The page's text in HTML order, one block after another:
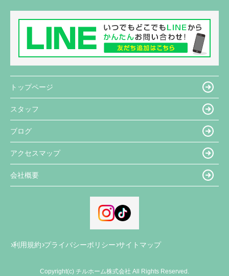
トップページ
スタッフ
ブログ
アクセスマップ
会社概要
利用規約 プライバシーポリシー サイトマップ
Copyright(c) チルホーム株式会社 All Rights Reserved.